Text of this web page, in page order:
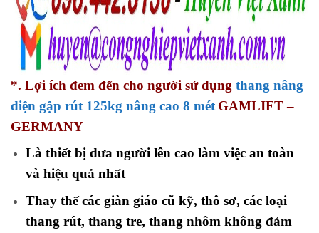
*. Lợi ích đem đến cho người sử dụng thang nâng
điện gập rút 125kg nâng cao 8 mét GAMLIFT –
GERMANY
Là thiết bị đưa người lên cao làm việc an toàn
và hiệu quả nhất
Thay thế các giàn giáo cũ kỹ, thô sơ, các loại
thang rút, thang tre, thang nhôm không đảm